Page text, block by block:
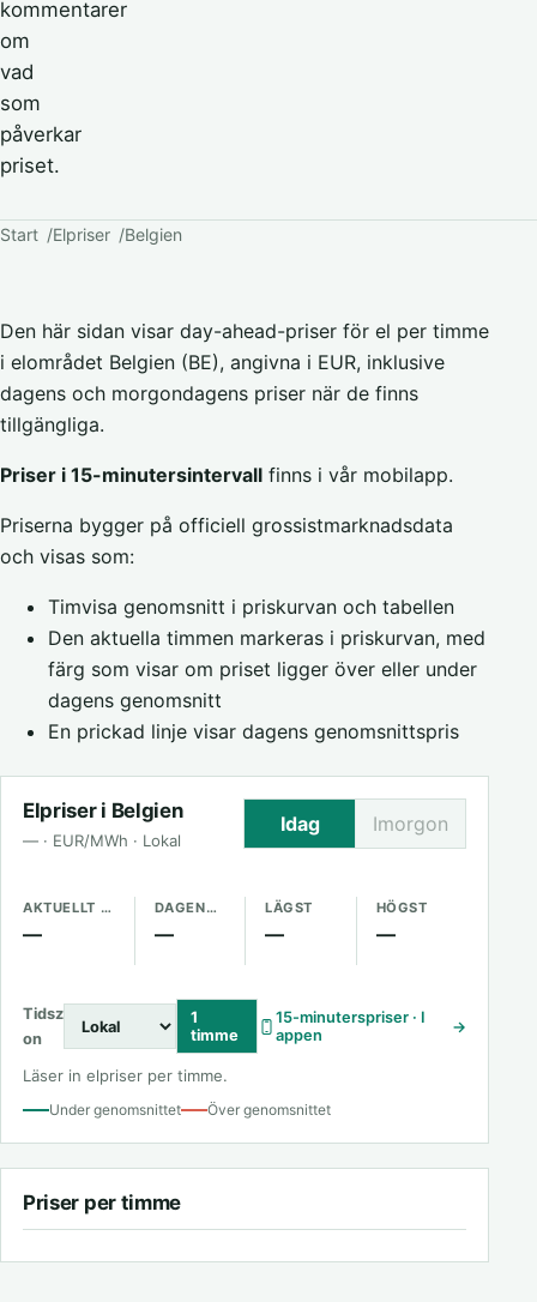
kommentarer
om
vad
som
påverkar
priset.
Start Elpriser Belgien
Den här sidan visar day-ahead-priser för el per timme
i elområdet Belgien (BE), angivna i EUR, inklusive
dagens och morgondagens priser när de finns
tillgängliga.
Priser i 15-minutersintervall finns i vår mobilapp.
Priserna bygger på officiell grossistmarknadsdata
och visas som:
Timvisa genomsnitt i priskurvan och tabellen
Den aktuella timmen markeras i priskurvan, med
färg som visar om priset ligger över eller under
dagens genomsnitt
En prickad linje visar dagens genomsnittspris
Elpriser i Belgien
— · EUR/MWh · Lokal
Idag Imorgon
AKTUELLT PRIS
—
DAGENS GENOMSNITT
—
LÄGST
—
HÖGST
—
Tidsz
on
1
timme
15-minuterspriser · I
appen
→
Läser in elpriser per timme.
Under genomsnittet Över genomsnittet
Priser per timme